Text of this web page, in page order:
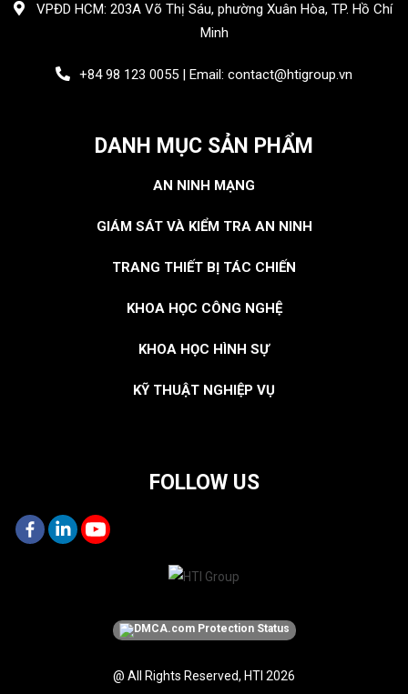
VPĐD HCM: 203A Võ Thị Sáu, phường Xuân Hòa, TP. Hồ Chí
Minh
+84 98 123 0055 | Email: contact@htigroup.vn
DANH MỤC SẢN PHẨM
AN NINH MẠNG
GIÁM SÁT VÀ KIỂM TRA AN NINH
TRANG THIẾT BỊ TÁC CHIẾN
KHOA HỌC CÔNG NGHỆ
KHOA HỌC HÌNH SỰ
KỸ THUẬT NGHIỆP VỤ
FOLLOW US
@ All Rights Reserved, HTI 2026